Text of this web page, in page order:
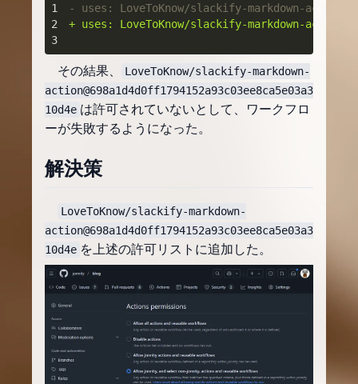
1
- uses: LoveToKnow/slackify-markdown-
2
+ uses: LoveToKnow/slackify-markdown-
3
その結果、
LoveToKnow/slackify-markdown-
action@698a1d4d0ff1794152a93c03ee8ca5e03a3
10d4e は許可されていないとして、ワークフロ
ーが失敗するようになった。
解決策
LoveToKnow/slackify-markdown-
action@698a1d4d0ff1794152a93c03ee8ca5e03a3
10d4e を上述の許可リストに追加した。